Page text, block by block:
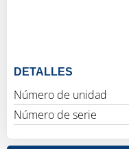
DETALLES
Número de unidad
Número de serie